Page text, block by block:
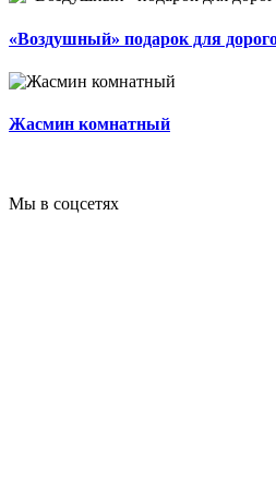
«Воздушный» подарок для
Жасмин комнатный
Мы в соцсетях